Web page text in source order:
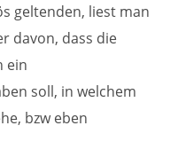
geltenden, liest man
davon, dass die
ein
soll, in welchem
bzw eben